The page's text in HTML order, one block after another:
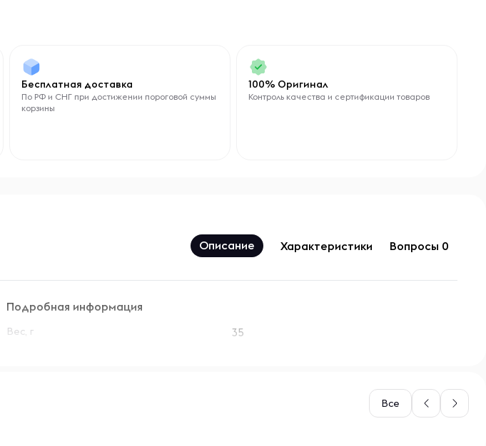
Бесплатная доставка
По РФ и СНГ при достижении пороговой суммы
корзины
100% Оригинал
Контроль качества и сертификации товаров
Описание Характеристики Вопросы 0
Подробная информация
Вес, г 35
Все